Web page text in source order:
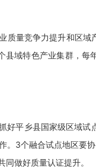
质量竞争力提升和区
县域特色产业集群，
好平乡县国家级区域
。3个融合试点地区要
做好质量认证提升。